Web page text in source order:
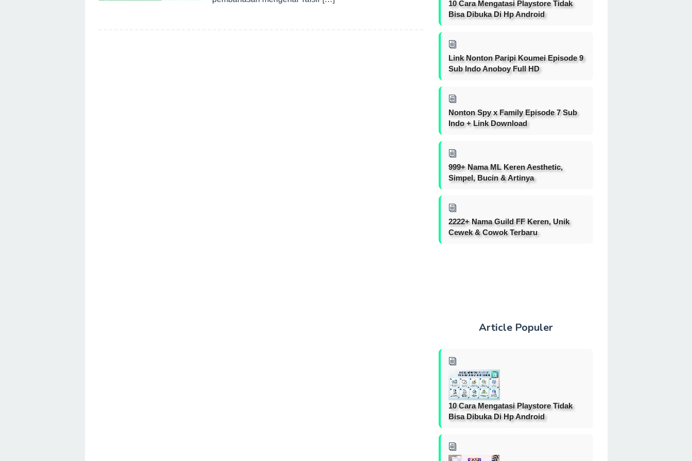
10 Cara Mengatasi Playstore Tidak
Bisa Dibuka Di Hp Android
Link Nonton Paripi Koumei Episode 9
Sub Indo Anoboy Full HD
Nonton Spy x Family Episode 7 Sub
Indo + Link Download
999+ Nama ML Keren Aesthetic,
Simpel, Bucin & Artinya
2222+ Nama Guild FF Keren, Unik
Cewek & Cowok Terbaru
Article Populer
10 Cara Mengatasi Playstore Tidak
Bisa Dibuka Di Hp Android